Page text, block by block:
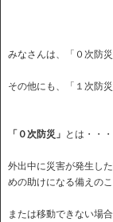
みなさんは、「０次防
その他にも、「１次防
「０次防災」 とは・・・
外出中に災害が発生し
めの助けになる備えのこ
または移動できない場